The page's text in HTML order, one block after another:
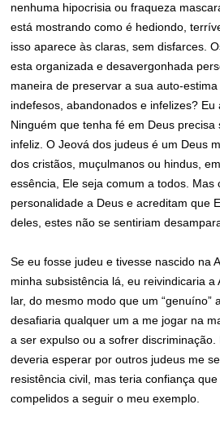
nenhuma hipocrisia ou fraqueza
está mostrando como é hediondo,
isso aparece às claras, sem disfarces.
esta organizada e desavergonhada
maneira de preservar a sua auto-
indefesos, abandonados e infelizes? Eu
Ninguém que tenha fé em Deus precisa
infeliz. O Jeová dos judeus é um Deus
dos cristãos, muçulmanos ou hindus,
essência, Ele seja comum a todos. Mas
personalidade a Deus e acreditam que
deles, estes não se sentiriam
Se eu fosse judeu e tivesse nascido na
minha subsistência lá, eu reivindicaria a
lar, do mesmo modo que um “genuíno”
desafiaria qualquer um a me jogar na
a ser expulso ou a sofrer
deveria esperar por outros judeus me
resistência civil, mas teria confiança
compelidos a seguir o meu exemplo.